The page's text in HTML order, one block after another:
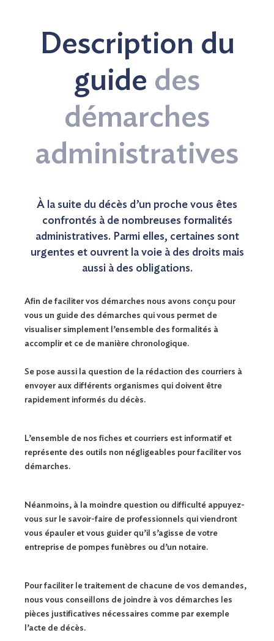
Description du
guide des
démarches
administratives
À la suite du décès d’un proche vous êtes
confrontés à de nombreuses formalités
administratives. Parmi elles, certaines sont
urgentes et ouvrent la voie à des droits mais
aussi à des obligations.
Afin de faciliter vos démarches nous avons conçu pour
vous un guide des démarches qui vous permet de
visualiser simplement l’ensemble des formalités à
accomplir et ce de manière chronologique.
Se pose aussi la question de la rédaction des courriers à
envoyer aux différents organismes qui doivent être
rapidement informés du décès.
L’ensemble de nos fiches et courriers est informatif et
représente des outils non négligeables pour faciliter vos
démarches.
Néanmoins, à la moindre question ou difficulté appuyez-
vous sur le savoir-faire de professionnels qui viendront
vous épauler et vous guider qu’il s’agisse de votre
entreprise de pompes funèbres ou d’un notaire.
Pour faciliter le traitement de chacune de vos demandes,
nous vous conseillons de joindre à vos démarches les
pièces justificatives nécessaires comme par exemple
l’acte de décès.